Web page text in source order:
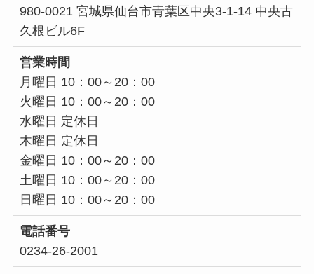
980-0021 宮城県仙台市青葉区中央3-1-14 中央古
久根ビル6F
営業時間
月曜日 10：00～20：00
火曜日 10：00～20：00
水曜日 定休日
木曜日 定休日
金曜日 10：00～20：00
土曜日 10：00～20：00
日曜日 10：00～20：00
電話番号
0234-26-2001